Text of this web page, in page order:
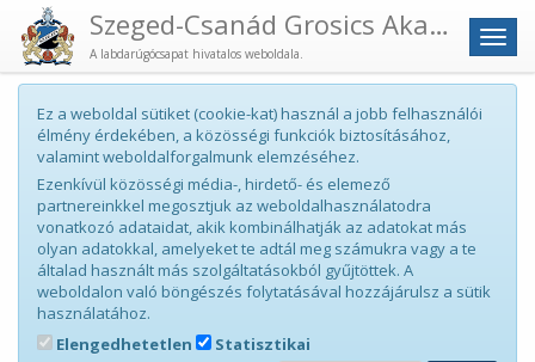
Menü
Szeged-Csanád Grosics Akadémia
A labdarúgócsapat hivatalos weboldala.
Ez a weboldal sütiket (cookie-kat) használ a jobb felhasználói
élmény érdekében, a közösségi funkciók biztosításához,
valamint weboldalforgalmunk elemzéséhez.
Ezenkívül közösségi média-, hirdető- és elemező
partnereinkkel megosztjuk az weboldalhasználatodra
vonatkozó adataidat, akik kombinálhatják az adatokat más
olyan adatokkal, amelyeket te adtál meg számukra vagy a te
általad használt más szolgáltatásokból gyűjtöttek. A
weboldalon való böngészés folytatásával hozzájárulsz a sütik
használatához.
Elengedhetetlen
Statisztikai